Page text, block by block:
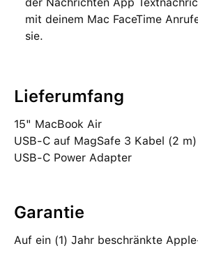
mit deinem Mac FaceTime
sie.
Lieferumfang
15" MacBook Air
USB‑C auf MagSafe 3 Kabel (2 m)
USB‑C Power Adapter
Garantie
Auf ein (1) Jahr beschränkte